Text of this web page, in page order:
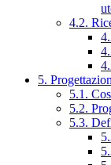
4.2.
5.
5.1.
5.2.
5.3.